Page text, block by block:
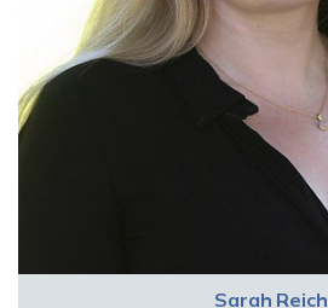
Sarah Reich